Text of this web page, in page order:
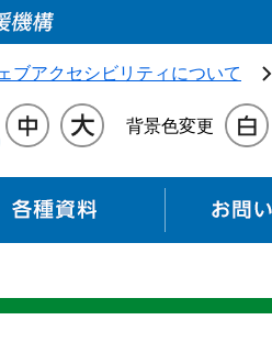
ブアクセシビリティについて
背景色変更
慮事例 各種資料